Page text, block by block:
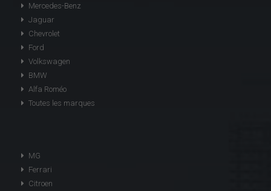
Mercedes-Benz
Jaguar
Chevrolet
Ford
Volkswagen
BMW
Alfa Roméo
Toutes les marques
MG
Ferrari
Citroen